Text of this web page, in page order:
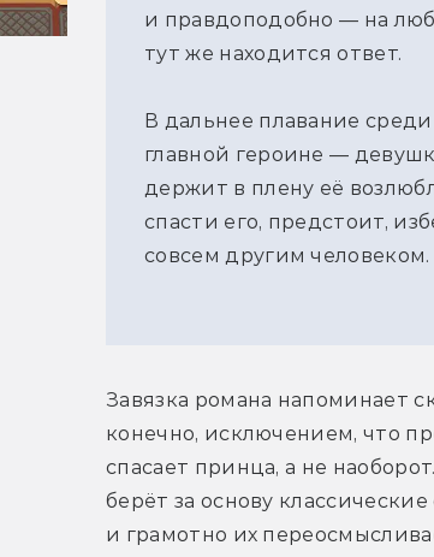
и правдоподобно — на
тут же находится ответ.
В дальнее плавание
главной героине —
держит в плену её
спасти его, предстоит,
совсем другим человеком.
Завязка романа напоминает
конечно, исключением, что
спасает принца, а не
берёт за основу
и грамотно их